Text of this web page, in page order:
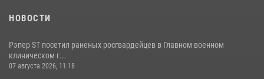
НОВОСТИ
Рэпер ST посетил раненых росгвардейцев в Главном военном
клиническом г...
07 августа 2026, 11:18